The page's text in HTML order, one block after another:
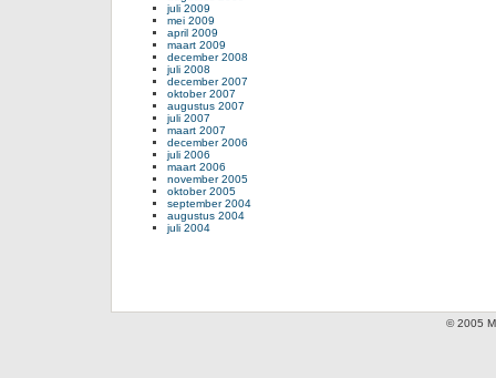
juli 2009
mei 2009
april 2009
maart 2009
december 2008
juli 2008
december 2007
oktober 2007
augustus 2007
juli 2007
maart 2007
december 2006
juli 2006
maart 2006
november 2005
oktober 2005
september 2004
augustus 2004
juli 2004
© 2005